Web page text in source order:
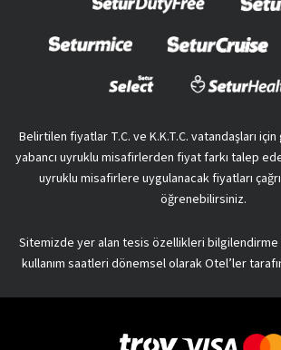
Belirtilen fiyatlar T.C. ve K.K.T.C. vatandaşları
yabancı uyruklu misafirlerden fiyat farkı talep
uyruklu misafirlere uygulanacak fiyatları
öğrenebilirsiniz.
Sitemizde yer alan tesis özellikleri bilgilendirme
kullanım saatleri dönemsel olarak Otel’ler